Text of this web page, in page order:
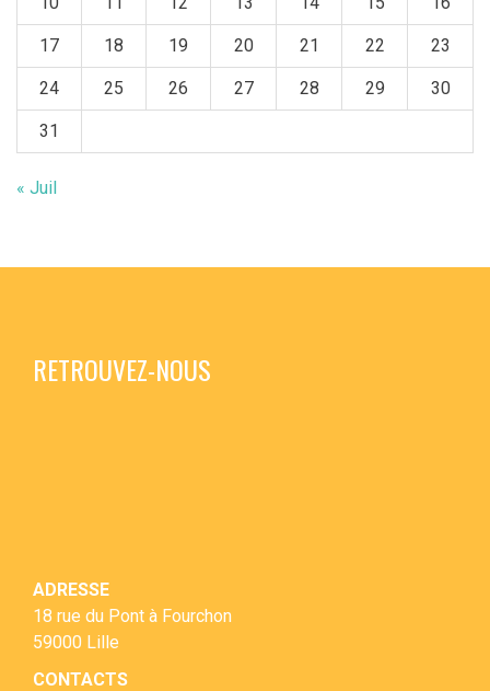
17 18 19 20 21 22 23
24 25 26 27 28 29 30
31
« Juil
RETROUVEZ-NOUS
ADRESSE
18 rue du Pont à Fourchon
59000 Lille
CONTACTS